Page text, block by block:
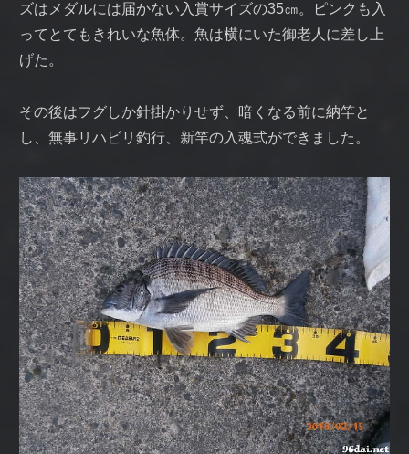
ズはメダルには届かない入賞サイズの35㎝。ピンクも入
ってとてもきれいな魚体。魚は横にいた御老人に差し上
げた。
その後はフグしか針掛かりせず、暗くなる前に納竿と
し、無事リハビリ釣行、新竿の入魂式ができました。